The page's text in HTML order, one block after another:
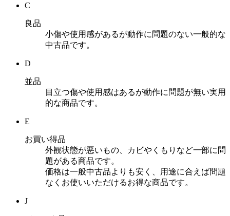
C
良品
小傷や使用感があるが動作に問題のない一般的な
中古品です。
D
並品
目立つ傷や使用感はあるが動作に問題が無い実用
的な商品です。
E
お買い得品
外観状態が悪いもの、カビやくもりなど一部に問
題がある商品です。
価格は一般中古品よりも安く、用途に合えば問題
なくお使いいただけるお得な商品です。
J